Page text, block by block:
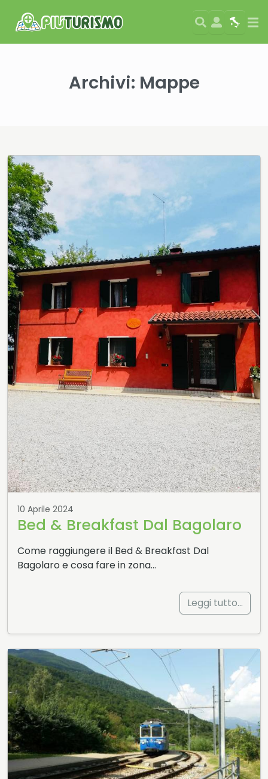
Search
User Map
Archivi: Mappe
10 Aprile 2024
Bed & Breakfast Dal Bagolaro
Come raggiungere il Bed & Breakfast Dal
Bagolaro e cosa fare in zona…
Leggi tutto…